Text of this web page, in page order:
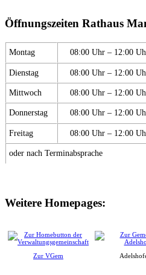
Öffnungszeiten Rathaus
Montag 08:00 Uhr – 12:00
Dienstag 08:00 Uhr – 12:00
Mittwoch 08:00 Uhr – 12:00
Donnerstag 08:00 Uhr – 12:00
Freitag 08:00 Uhr – 12:00
oder nach Terminabsprache
Weitere Homepages:
Zur VGem